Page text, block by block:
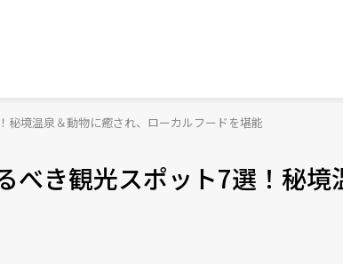
秘境温泉＆動物に癒され、ローカルフードを堪能
べき観光スポット7選！秘